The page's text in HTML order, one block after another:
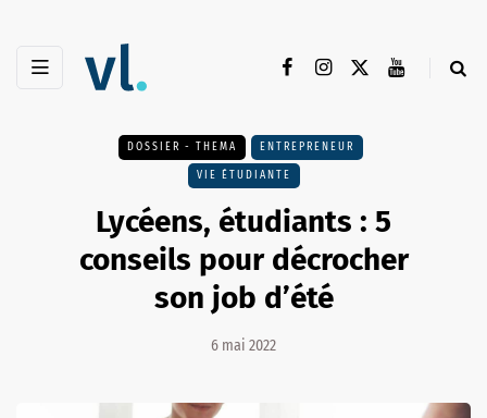
DOSSIER - THEMA ENTREPRENEUR
VIE ÉTUDIANTE
Lycéens, étudiants : 5
conseils pour décrocher
son job d’été
6 mai 2022